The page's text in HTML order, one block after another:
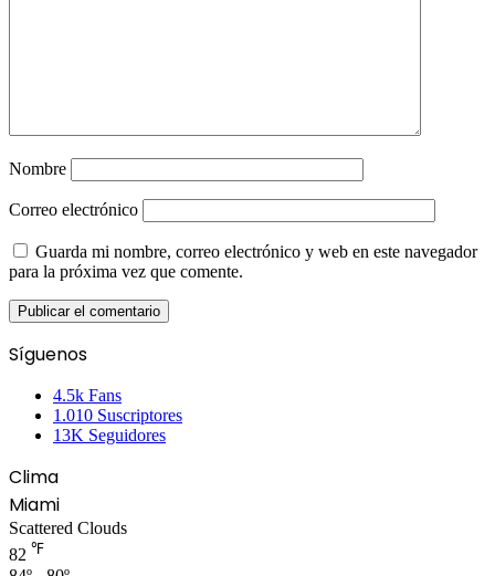
Nombre
Correo electrónico
Guarda mi nombre, correo electrónico y web en este navegador
para la próxima vez que comente.
Síguenos
4.5k Fans
1.010 Suscriptores
13K Seguidores
Clima
Miami
Scattered Clouds
82 ℉